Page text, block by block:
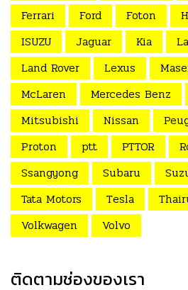
Ferrari
Ford Foton
ISUZU
Jaguar Kia
Land Rover
Lexus
McLaren
Mercedes Benz
Mitsubishi
Nissan
Proton
ptt PTTOR
Ssangyong
Subaru
Tata Motors
Tesla
Volkwagen
Volvo
ติดตามช่องของเรา